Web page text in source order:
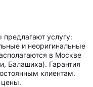
услугу:
и неоригинальные
в Москве
Балашиха). Гарантия
клиентам.
цены.